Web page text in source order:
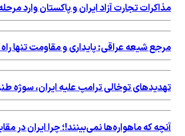
مذاکرات تجارت آزاد ایران و پاکستان وارد
مرجع شیعه عراقی: پایداری و مقاومت تنها
تهدیدهای توخالی ترامپ علیه ایران، سوژه
آنچه که ماهواره‌ها نمی‌بینند!؛ چرا ایران